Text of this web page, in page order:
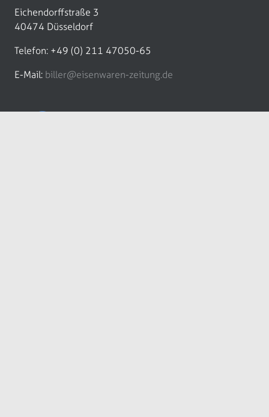
Eichendorffstraße 3
40474 Düsseldorf
Telefon: +49 (0) 211 47050-65
E-Mail: biller@eisenwaren-zeitung.de